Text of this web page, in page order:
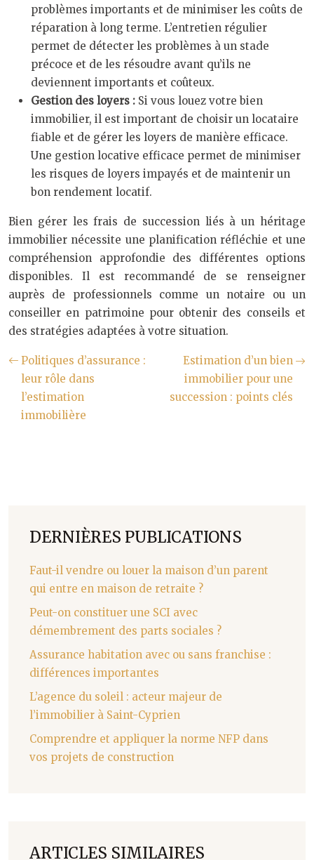
problèmes importants et de minimiser les coûts de
réparation à long terme. L’entretien régulier
permet de détecter les problèmes à un stade
précoce et de les résoudre avant qu’ils ne
deviennent importants et coûteux.
Gestion des loyers : Si vous louez votre bien
immobilier, il est important de choisir un locataire
fiable et de gérer les loyers de manière efficace.
Une gestion locative efficace permet de minimiser
les risques de loyers impayés et de maintenir un
bon rendement locatif.
Bien gérer les frais de succession liés à un héritage
immobilier nécessite une planification réfléchie et une
compréhension approfondie des différentes options
disponibles. Il est recommandé de se renseigner
auprès de professionnels comme un notaire ou un
conseiller en patrimoine pour obtenir des conseils et
des stratégies adaptées à votre situation.
Politiques d’assurance :
leur rôle dans
l’estimation
immobilière
Estimation d’un bien
immobilier pour une
succession : points clés
DERNIÈRES PUBLICATIONS
Faut-il vendre ou louer la maison d’un parent
qui entre en maison de retraite ?
Peut-on constituer une SCI avec
démembrement des parts sociales ?
Assurance habitation avec ou sans franchise :
différences importantes
L’agence du soleil : acteur majeur de
l’immobilier à Saint-Cyprien
Comprendre et appliquer la norme NFP dans
vos projets de construction
ARTICLES SIMILAIRES